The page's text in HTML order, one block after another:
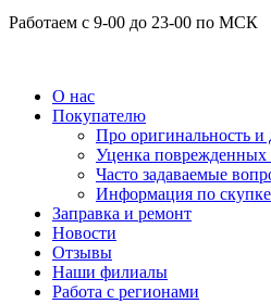
Работаем с 9-00 до 23-00 по МСК
О нас
Покупателю
Про оригинальность и
Уценка поврежденных
Часто задаваемые
Информация по скупке
Заправка и ремонт
Новости
Отзывы
Наши филиалы
Работа с регионами